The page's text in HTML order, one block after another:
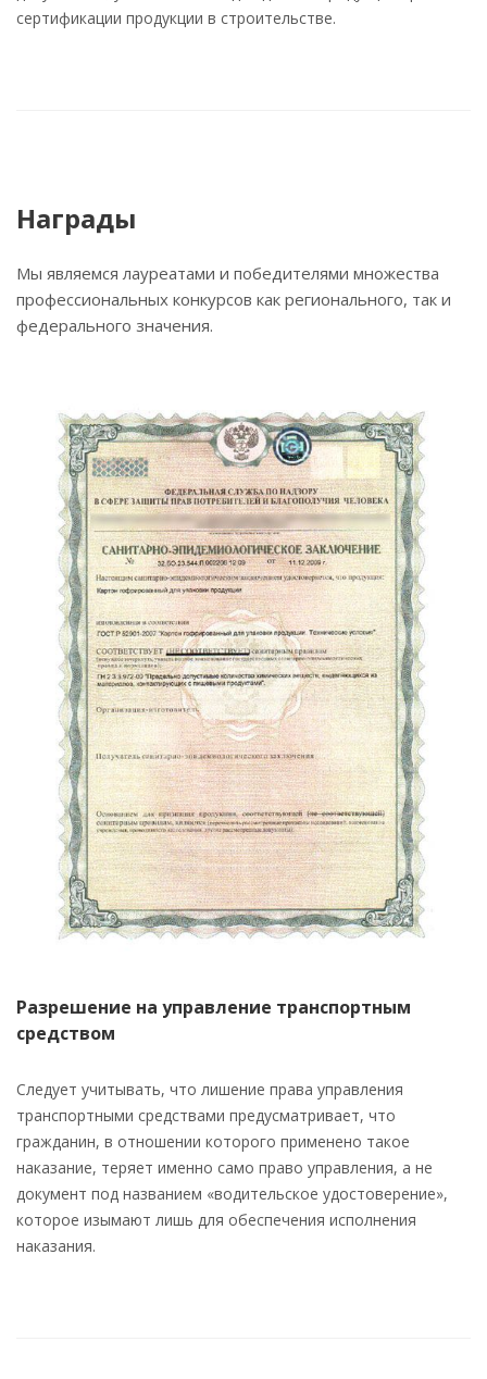
сертификации продукции в строительстве.
Награды
Мы являемся лауреатами и победителями множества
профессиональных конкурсов как регионального, так и
федерального значения.
Разрешение на управление транспортным
средством
Следует учитывать, что лишение права управления
транспортными средствами предусматривает, что
гражданин, в отношении которого применено такое
наказание, теряет именно само право управления, а не
документ под названием «водительское удостоверение»,
которое изымают лишь для обеспечения исполнения
наказания.